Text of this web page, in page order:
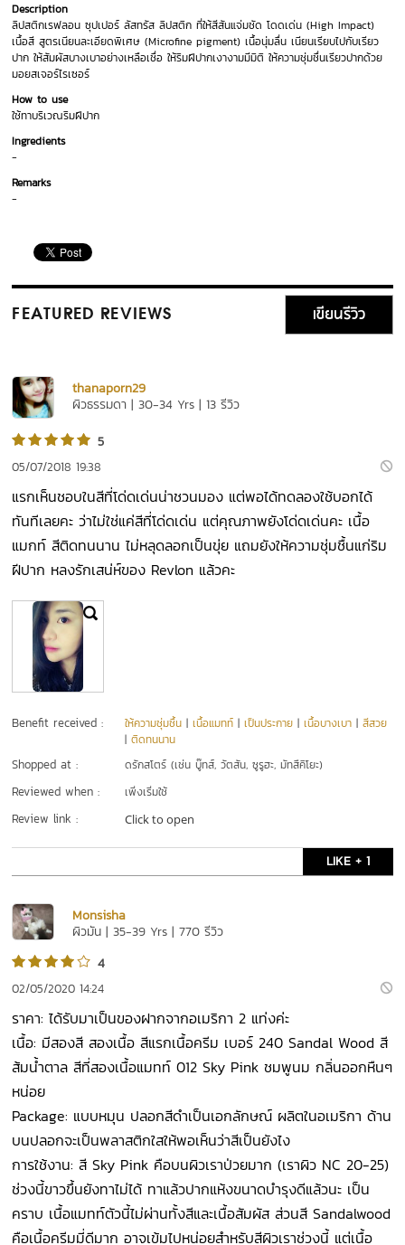
Description
ลิปสติกเรฟลอน ซุปเปอร์ ลัสทรัส ลิปสติก ที่ให้สีสันแจ่มชัด โดดเด่น (High Impact)
เนื้อสี สูตรเนียนละเอียดพิเศษ (Microfine pigment) เนื้อนุ่มลื่น เนียนเรียบไปกับเรียว
ปาก ให้สัมผัสบางเบาอย่างเหลือเชื่อ ให้ริมฝีปากเงางามมีมิติ ให้ความชุ่มชื่นเรียวปากด้วย
มอยสเจอร์ไรเซอร์
How to use
ใช้ทาบริเวณริมฝีปาก
Ingredients
-
Remarks
-
FEATURED REVIEWS เขียนรีวิว
thanaporn29
ผิวธรรมดา | 30-34 Yrs | 13 รีวิว
5
05/07/2018 19:38
แรกเห็นชอบในสีที่โด่ดเด่นน่าชวนมอง แต่พอได้ทดลองใช้บอกได้
ทันทีเลยคะ ว่าไม่ใช่แค่สีที่โด่ดเด่น แต่คุณภาพยังโด่ดเด่นคะ เนื้อ
แมกท์ สีติดทนนาน ไม่หลุดลอกเป็นขุ่ย แถมยังให้ความชุ่มชื้นแก่ริม
ฝีปาก หลงรักเสน่ห์ของ Revlon แล้วคะ
Benefit received : ให้ความชุ่มชื้น |เนื้อแมทท์ |เป็นประกาย |เนื้อบางเบา |สีสวย
|ติดทนนาน
Shopped at : ดรักสโตร์ (เช่น บู๊ทส์, วัตสัน, ซูรูฮะ, มัทสึคิโยะ)
Reviewed when : เพิ่งเริ่มใช้
Review link : Click to open
LIKE + 1
Monsisha
ผิวมัน | 35-39 Yrs | 770 รีวิว
4
02/05/2020 14:24
ราคา: ได้รับมาเป็นของฝากจากอเมริกา 2 แท่งค่ะ
เนื้อ: มีสองสี สองเนื้อ สีแรกเนื้อครีม เบอร์ 240 Sandal Wood สี
ส้มน้ำตาล สีที่สองเนื้อแมทท์ 012 Sky Pink ชมพูนม กลิ่นออกหืนๆ
หน่อย
Package: แบบหมุน ปลอกสีดำเป็นเอกลักษณ์ ผลิตในอเมริกา ด้าน
บนปลอกจะเป็นพลาสติกใสให้พอเห็นว่าสีเป็นยังไง
การใช้งาน: สี Sky Pink คือบนผิวเราป่วยมาก (เราผิว NC 20-25)
ช่วงนี้ขาวขึ้นยังทาไม่ได้ ทาแล้วปากแห้งขนาดบำรุงดีแล้วนะ เป็น
คราบ เนื้อแมทท์ตัวนี้ไม่ผ่านทั้งสีและเนื้อสัมผัส ส่วนสี Sandalwood
คือเนื้อครีมมี่ดีมาก อาจเข้มไปหน่อยสำหรับสีผิวเราช่วงนี้ แต่เนื้อ